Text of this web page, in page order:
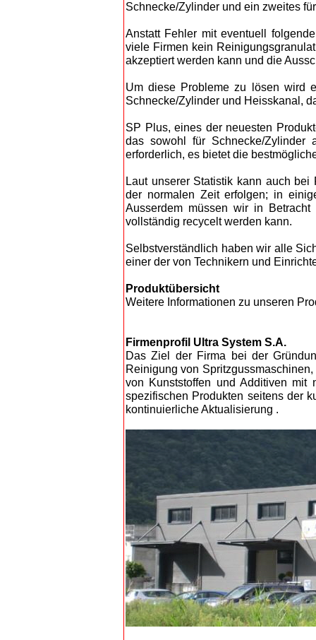
Schnecke/Zylinder und ein zweites
Anstatt Fehler mit eventuell
viele Firmen kein
akzeptiert werden kann und die
Um diese Probleme zu lösen wird
Schnecke/Zylinder und Heisskanal,
SP Plus, eines der neuesten
das sowohl für Schnecke/Zylinder
erforderlich, es bietet die
Laut unserer Statistik kann auch
der normalen Zeit erfolgen; in
Ausserdem müssen wir in
vollständig recycelt werden kann.
Selbstverständlich haben wir alle
einer der von Technikern und
Produktübersicht
Weitere Informationen zu unseren
Firmenprofil Ultra System S.A.
Das Ziel der Firma bei der
Reinigung von
von Kunststoffen und Additiven
spezifischen Produkten seitens der
kontinuierliche Aktualisierung .